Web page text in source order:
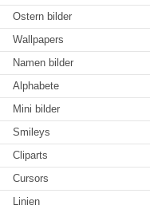
Ostern bilder
Wallpapers
Namen bilder
Alphabete
Mini bilder
Smileys
Cliparts
Cursors
Linien